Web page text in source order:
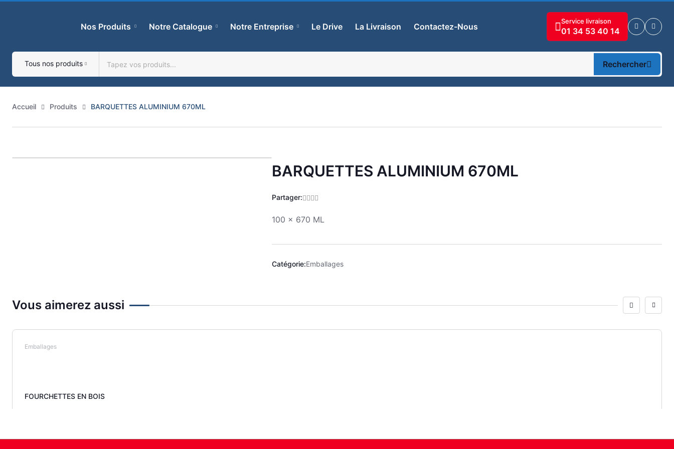
Nos Produits Notre Catalogue Notre Entreprise Le Drive La Livraison Contactez-Nous
Service livraison
01 34 53 40 14
Tous nos produits Rechercher
Accueil Produits BARQUETTES ALUMINIUM 670ML
ZoomBARQUETTES ALUMINIUM 670ML
Partager:
100 x 670 ML
Catégorie:Emballages
Vous aimerez aussi
Emballages
FOURCHETTES EN BOIS